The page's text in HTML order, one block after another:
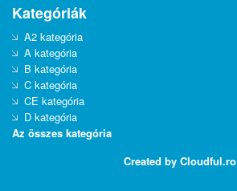
Kategóriák
A2 kategória
A kategória
B kategória
C kategória
CE kategória
D kategória
Az összes kategória
Created by Cloudful.ro